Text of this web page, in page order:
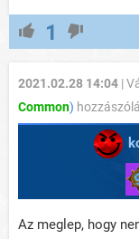
1
2021.02.28 14:04 |
Common)
Az meglep, hogy